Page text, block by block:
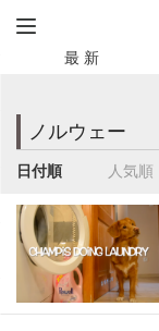
最 新
ノルウェー
日付順 人気順